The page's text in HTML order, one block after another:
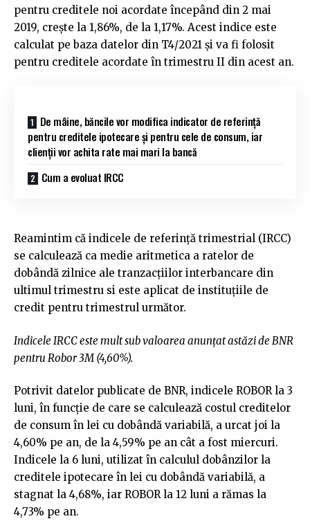
pentru creditele noi acordate începând din 2 mai
2019, crește la 1,86%, de la 1,17%. Acest indice este
calculat pe baza datelor din T4/2021 şi va fi folosit
pentru creditele acordate în trimestru II din acest an.
De mâine, băncile vor modifica indicator de referinţă
pentru creditele ipotecare şi pentru cele de consum, iar
clienții vor achita rate mai mari la bancă
Cum a evoluat IRCC
Reamintim că indicele de referință trimestrial (IRCC)
se calculează ca medie aritmetica a ratelor de
dobândă zilnice ale tranzacțiilor interbancare din
ultimul trimestru si este aplicat de instituțiile de
credit pentru trimestrul următor.
Indicele IRCC este mult sub valoarea anunțat astăzi de BNR
pentru Robor 3M (4,60%).
Potrivit datelor publicate de BNR, indicele ROBOR la 3
luni, în funcţie de care se calculează costul creditelor
de consum în lei cu dobândă variabilă, a urcat joi la
4,60% pe an, de la 4,59% pe an cât a fost miercuri.
Indicele la 6 luni, utilizat în calculul dobânzilor la
creditele ipotecare în lei cu dobândă variabilă, a
stagnat la 4,68%, iar ROBOR la 12 luni a rămas la
4,73% pe an.